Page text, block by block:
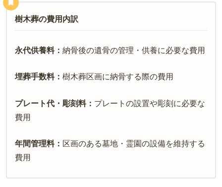
樹木葬の費用内訳
永代供養料： 納骨後の遺骨の管理・供養に必要な費用
埋葬手数料： 樹木葬区画に納骨する際の費用
プレート代・彫刻料： プレートの設置や彫刻に必要な
費用
年間管理料： 区画のある墓地・霊園の設備を維持する
費用